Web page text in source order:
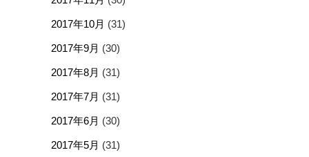
2017年10月 (31)
2017年9月 (30)
2017年8月 (31)
2017年7月 (31)
2017年6月 (30)
2017年5月 (31)